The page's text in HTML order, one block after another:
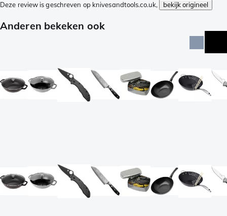
Deze review is geschreven op knivesandtools.co.uk,
bekijk origineel
Anderen bekeken ook